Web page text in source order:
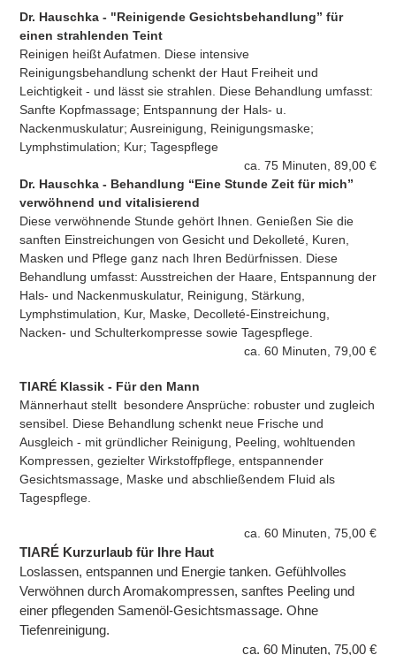
Dr. Hauschka - "Reinigende Gesichtsbehandlung” für
einen strahlenden Teint
Reinigen heißt Aufatmen. Diese intensive
Reinigungsbehandlung schenkt der Haut Freiheit und
Leichtigkeit - und lässt sie strahlen. Diese Behandlung umfasst:
Sanfte Kopfmassage; Entspannung der Hals- u.
Nackenmuskulatur; Ausreinigung, Reinigungsmaske;
Lymphstimulation; Kur; Tagespflege
ca. 75 Minuten, 89,00 €
Dr. Hauschka - Behandlung “Eine Stunde Zeit für mich”
verwöhnend und vitalisierend
Diese verwöhnende Stunde gehört Ihnen. Genießen Sie die
sanften Einstreichungen von Gesicht und Dekolleté, Kuren,
Masken und Pflege ganz nach Ihren Bedürfnissen. Diese
Behandlung umfasst: Ausstreichen der Haare, Entspannung der
Hals- und Nackenmuskulatur, Reinigung, Stärkung,
Lymphstimulation, Kur, Maske, Decolleté-Einstreichung,
Nacken- und Schulterkompresse sowie Tagespflege.
ca. 60 Minuten, 79,00 €
TIARÉ Klassik - Für den Mann
Männerhaut stellt besondere Ansprüche: robuster und zugleich
sensibel. Diese Behandlung schenkt neue Frische und
Ausgleich - mit gründlicher Reinigung, Peeling, wohltuenden
Kompressen, gezielter Wirkstoffpflege, entspannender
Gesichtsmassage, Maske und abschließendem Fluid als
Tagespflege.
ca. 60 Minuten, 75,00 €
TIARÉ Kurzurlaub für Ihre Haut
Loslassen, entspannen und Energie tanken. Gefühlvolles
Verwöhnen durch Aromakompressen, sanftes Peeling und
einer pflegenden Samenöl-Gesichtsmassage. Ohne
Tiefenreinigung.
ca. 60 Minuten, 75,00 €